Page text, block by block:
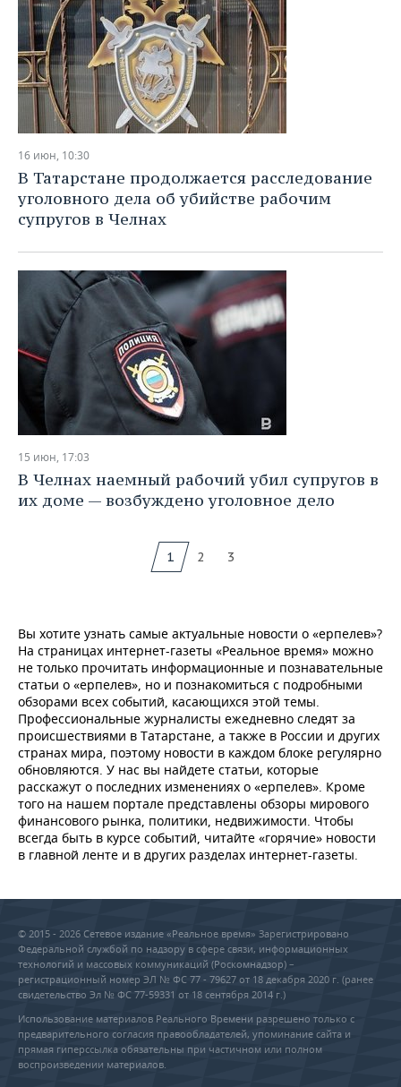
16 июн, 10:30
В Татарстане продолжается расследование
уголовного дела об убийстве рабочим
супругов в Челнах
15 июн, 17:03
В Челнах наемный рабочий убил супругов в
их доме — возбуждено уголовное дело
1 2 3
Вы хотите узнать самые актуальные новости о «ерпелев»?
На страницах интернет-газеты «Реальное время» можно
не только прочитать информационные и познавательные
статьи о «ерпелев», но и познакомиться с подробными
обзорами всех событий, касающихся этой темы.
Профессиональные журналисты ежедневно следят за
происшествиями в Татарстане, а также в России и других
странах мира, поэтому новости в каждом блоке регулярно
обновляются. У нас вы найдете статьи, которые
расскажут о последних изменениях о «ерпелев». Кроме
того на нашем портале представлены обзоры мирового
финансового рынка, политики, недвижимости. Чтобы
всегда быть в курсе событий, читайте «горячие» новости
в главной ленте и в других разделах интернет-газеты.
© 2015 - 2026 Сетевое издание «Реальное время» Зарегистрировано
Федеральной службой по надзору в сфере связи, информационных
технологий и массовых коммуникаций (Роскомнадзор) –
регистрационный номер ЭЛ № ФС 77 - 79627 от 18 декабря 2020 г. (ранее
свидетельство Эл № ФС 77-59331 от 18 сентября 2014 г.)
Использование материалов Реального Времени разрешено только с
предварительного согласия правообладателей, упоминание сайта и
прямая гиперссылка обязательны при частичном или полном
воспроизведении материалов.